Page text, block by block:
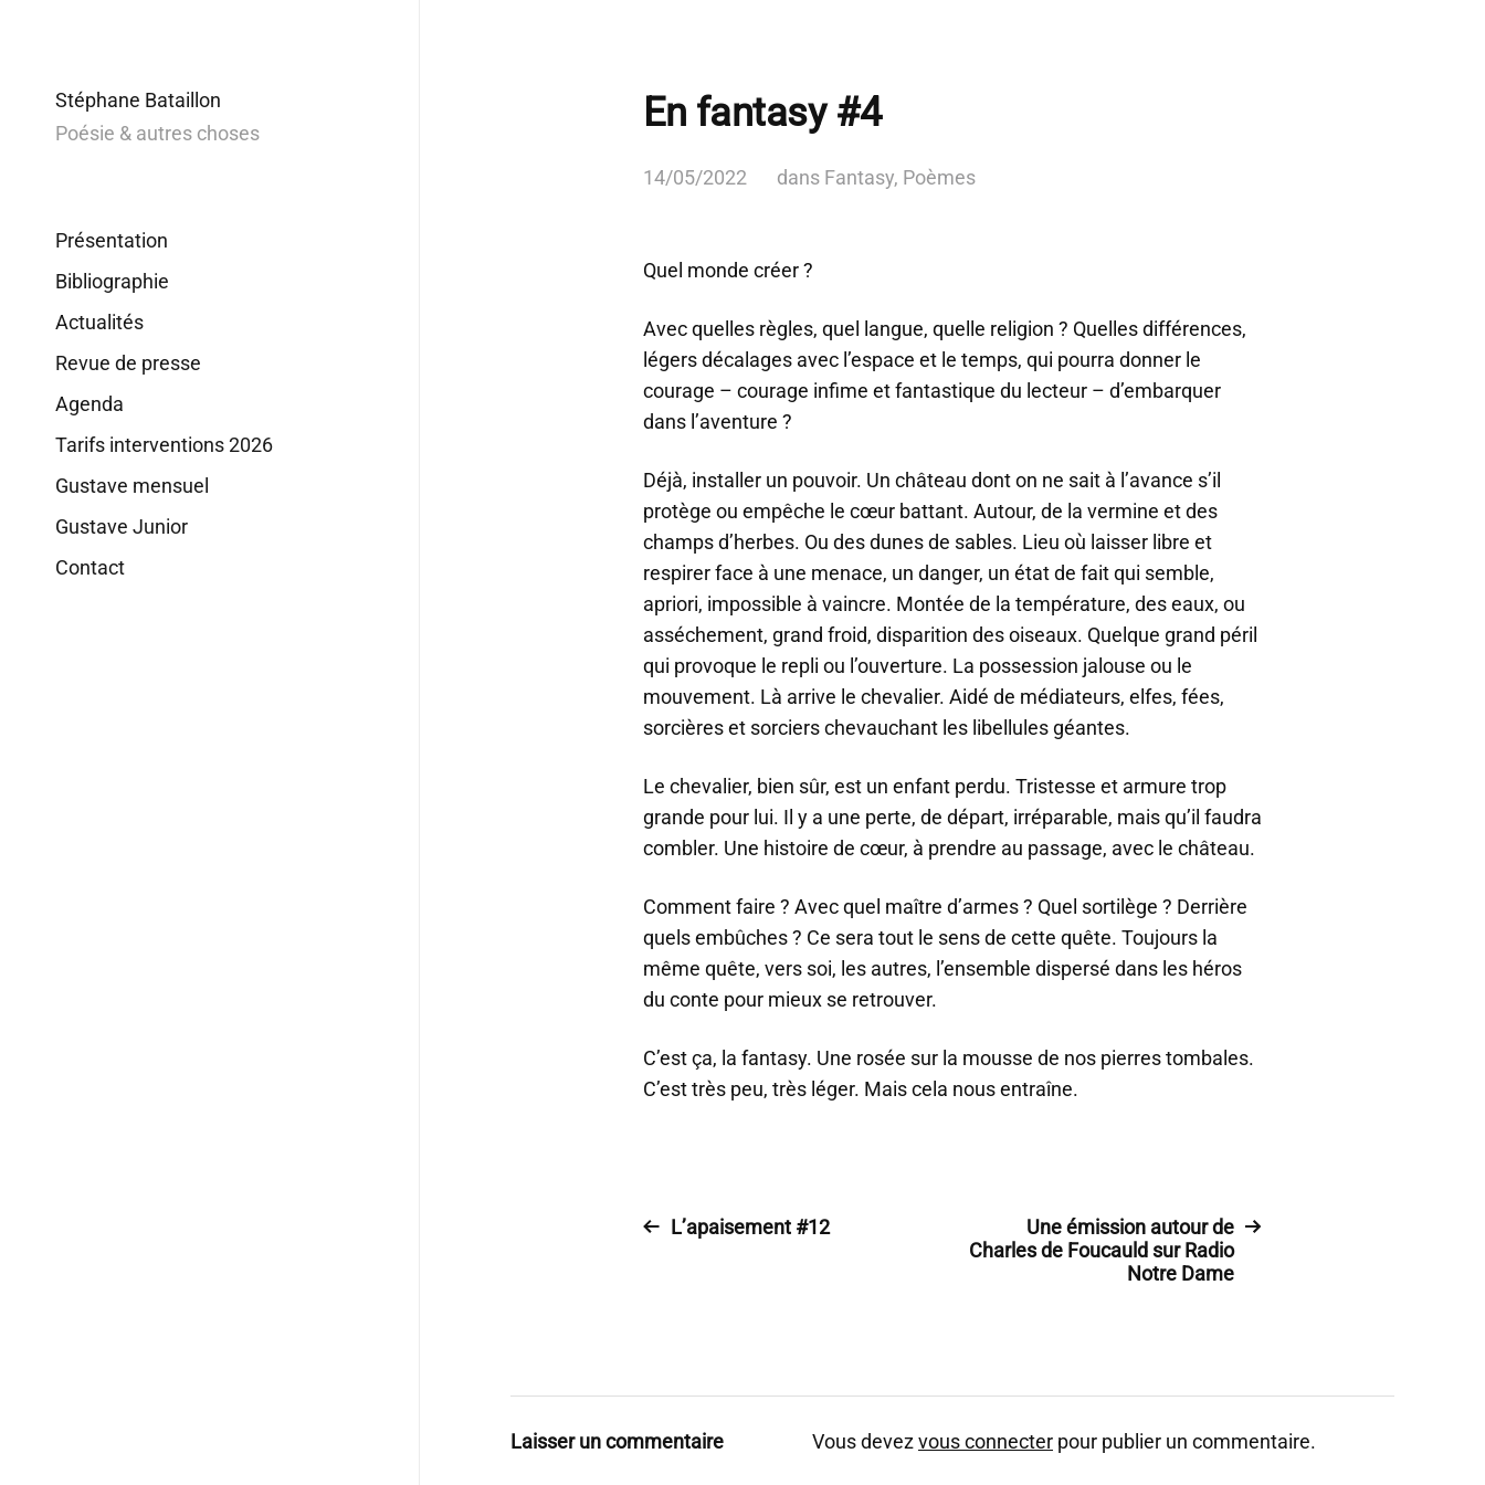
Stéphane Bataillon
Poésie & autres choses
Présentation
Bibliographie
Actualités
Revue de presse
Agenda
Tarifs interventions 2026
Gustave mensuel
Gustave Junior
Contact
En fantasy #4
14/05/2022 dans Fantasy, Poèmes
Quel monde créer ?
Avec quelles règles, quel langue, quelle religion ? Quelles différences,
légers décalages avec l’espace et le temps, qui pourra donner le
courage – courage infime et fantastique du lecteur – d’embarquer
dans l’aventure ?
Déjà, installer un pouvoir. Un château dont on ne sait à l’avance s’il
protège ou empêche le cœur battant. Autour, de la vermine et des
champs d’herbes. Ou des dunes de sables. Lieu où laisser libre et
respirer face à une menace, un danger, un état de fait qui semble,
apriori, impossible à vaincre. Montée de la température, des eaux, ou
asséchement, grand froid, disparition des oiseaux. Quelque grand péril
qui provoque le repli ou l’ouverture. La possession jalouse ou le
mouvement. Là arrive le chevalier. Aidé de médiateurs, elfes, fées,
sorcières et sorciers chevauchant les libellules géantes.
Le chevalier, bien sûr, est un enfant perdu. Tristesse et armure trop
grande pour lui. Il y a une perte, de départ, irréparable, mais qu’il faudra
combler. Une histoire de cœur, à prendre au passage, avec le château.
Comment faire ? Avec quel maître d’armes ? Quel sortilège ? Derrière
quels embûches ? Ce sera tout le sens de cette quête. Toujours la
même quête, vers soi, les autres, l’ensemble dispersé dans les héros
du conte pour mieux se retrouver.
C’est ça, la fantasy. Une rosée sur la mousse de nos pierres tombales.
C’est très peu, très léger. Mais cela nous entraîne.
L’apaisement #12
Une émission autour de
Charles de Foucauld sur Radio
Notre Dame
Laisser un commentaire Vous devezvous connecter pour publier un commentaire.